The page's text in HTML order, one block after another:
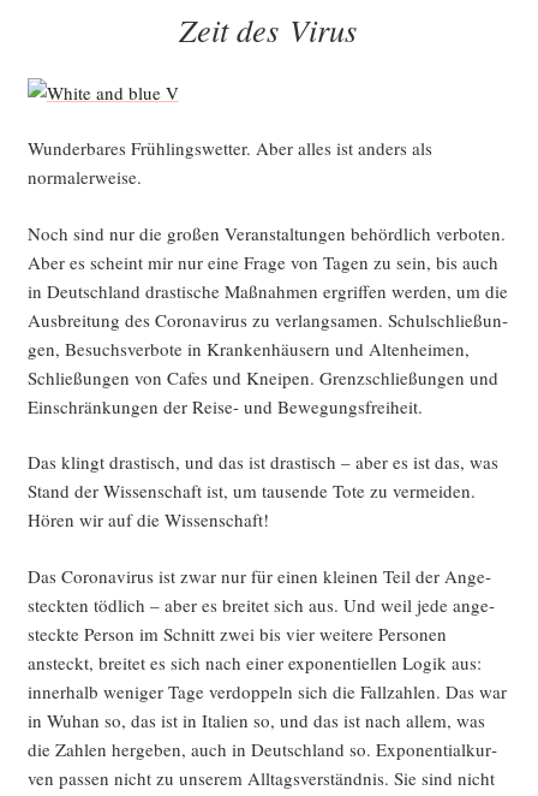
Zeit des Virus
Wun­der­ba­res Früh­lings­wet­ter. Aber alles ist anders als
normalerweise.
Noch sind nur die gro­ßen Ver­an­stal­tun­gen behörd­lich ver­bo­ten.
Aber es scheint mir nur eine Fra­ge von Tagen zu sein, bis auch
in Deutsch­land dras­ti­sche Maß­nah­men ergrif­fen wer­den, um die
Aus­brei­tung des Coro­na­vi­rus zu ver­lang­sa­men. Schul­schlie­ßun­
gen, Besuchs­ver­bo­te in Kran­ken­häu­sern und Alten­hei­men,
Schlie­ßun­gen von Cafes und Knei­pen. Grenz­schlie­ßun­gen und
Ein­schrän­kun­gen der Rei­se- und Bewegungsfreiheit.
Das klingt dras­tisch, und das ist dras­tisch – aber es ist das, was
Stand der Wis­sen­schaft ist, um tau­sen­de Tote zu ver­mei­den.
Hören wir auf die Wissenschaft!
Das Coro­na­vi­rus ist zwar nur für einen klei­nen Teil der Ange­
steck­ten töd­lich – aber es brei­tet sich aus. Und weil jede ange­
steck­te Per­son im Schnitt zwei bis vier wei­te­re Per­so­nen
ansteckt, brei­tet es sich nach einer expo­nen­ti­el­len Logik aus:
inner­halb weni­ger Tage ver­dop­peln sich die Fall­zah­len. Das war
in Wuhan so, das ist in Ita­li­en so, und das ist nach allem, was
die Zah­len her­ge­ben, auch in Deutsch­land so. Expo­nen­ti­al­kur­
ven pas­sen nicht zu unse­rem All­tags­ver­ständ­nis. Sie sind nicht